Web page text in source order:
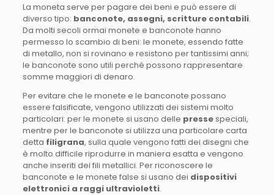
La moneta serve per pagare dei beni e può essere di
diverso tipo: banconote, assegni, scritture contabili.
Da molti secoli ormai monete e banconote hanno
permesso lo scambio di beni: le monete, essendo fatte
di metallo, non si rovinano e resistono per tantissimi anni;
le banconote sono utili perché possono rappresentare
somme maggiori di denaro.
Per evitare che le monete e le banconote possano
essere falsificate, vengono utilizzati dei sistemi molto
particolari: per le monete si usano delle pressespeciali,
mentre per le banconote si utilizza una particolare carta
detta filigrana, sulla quale vengono fatti dei disegni che
è molto difficile riprodurre in maniera esatta e vengono
anche inseriti dei fili metallici. Per riconoscere le
banconote e le monete false si usano dei dispositivi
elettronici a raggi ultravioletti.